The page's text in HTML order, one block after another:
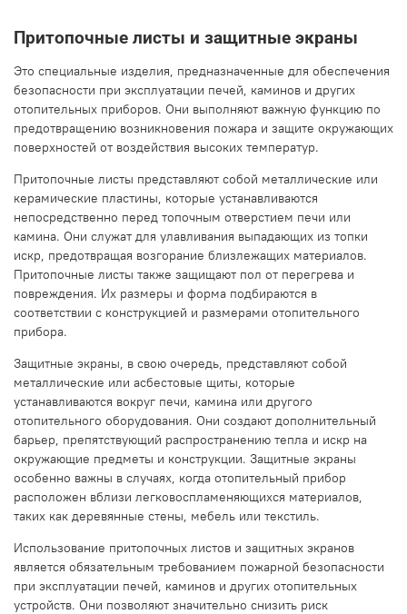
Притопочные листы и защитные экраны
Это специальные изделия, предназначенные для обеспечения
безопасности при эксплуатации печей, каминов и других
отопительных приборов. Они выполняют важную функцию по
предотвращению возникновения пожара и защите окружающих
поверхностей от воздействия высоких температур.
Притопочные листы представляют собой металлические или
керамические пластины, которые устанавливаются
непосредственно перед топочным отверстием печи или
камина. Они служат для улавливания выпадающих из топки
искр, предотвращая возгорание близлежащих материалов.
Притопочные листы также защищают пол от перегрева и
повреждения. Их размеры и форма подбираются в
соответствии с конструкцией и размерами отопительного
прибора.
Защитные экраны, в свою очередь, представляют собой
металлические или асбестовые щиты, которые
устанавливаются вокруг печи, камина или другого
отопительного оборудования. Они создают дополнительный
барьер, препятствующий распространению тепла и искр на
окружающие предметы и конструкции. Защитные экраны
особенно важны в случаях, когда отопительный прибор
расположен вблизи легковоспламеняющихся материалов,
таких как деревянные стены, мебель или текстиль.
Использование притопочных листов и защитных экранов
является обязательным требованием пожарной безопасности
при эксплуатации печей, каминов и других отопительных
устройств. Они позволяют значительно снизить риск